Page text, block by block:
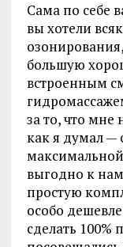
Сама по себе
вы хотели
большую
встроенным
за то, что мне
как я думал —
выгодно к
простую
особо
сделать